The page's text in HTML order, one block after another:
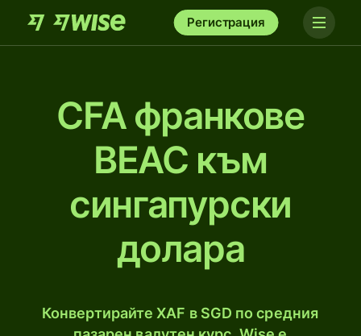
Регистрация
CFA франкове
BEAC към
сингапурски
долара
Конвертирайте XAF в SGD по средния